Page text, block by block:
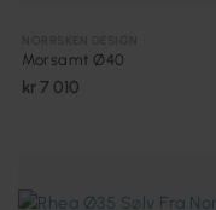
Morsamt Ø40
kr 7 010